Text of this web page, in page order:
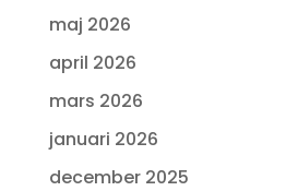
maj 2026
april 2026
mars 2026
januari 2026
december 2025